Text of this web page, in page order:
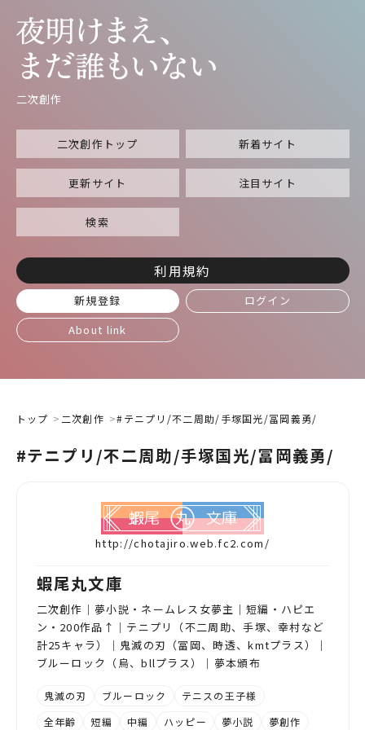
二次創作
二次創作トップ 新着サイト
更新サイト 注目サイト
検索
利用規約
新規登録
ログイン
About link
トップ 二次創作 #テニプリ/不二周助/手塚国光/冨岡義勇/
#テニプリ/不二周助/手塚国光/冨岡義勇/
http://chotajiro.web.fc2.com/
蝦尾丸文庫
二次創作｜夢小説・ネームレス女夢主｜短編・ハピエ
ン・200作品↑｜テニプリ（不二周助、手塚、幸村など
計25キャラ）｜鬼滅の刃（冨岡、時透、kmtプラス）｜
ブルーロック（烏、bllプラス）｜夢本頒布
鬼滅の刃 ブルーロック
テニスの王子様
全年齢
短編 中編 ハッピー 夢小説 夢創作